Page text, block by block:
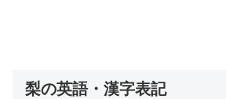
梨の英語・漢字表記